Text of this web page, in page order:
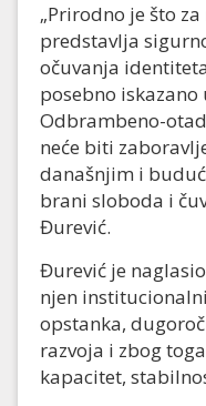
„Prirodno je što
predstavlja
očuvanja
posebno
Odbrambeno-
neće biti
današnjim i
brani sloboda i
Đurević.
Đurević je
njen
opstanka,
razvoja i zbog
kapacitet,